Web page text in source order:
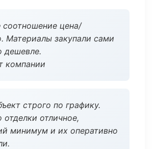
цена/
Материалы закупали сами
компании
строго по графику.
отделки отличное,
минимум и их оперативно